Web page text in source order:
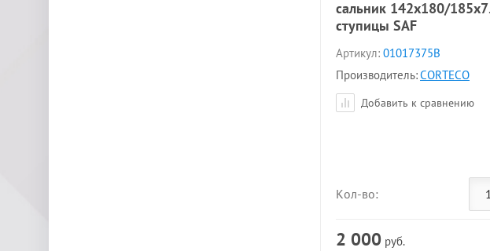
сальник 142x180/
ступицы SAF
Артикул: 01017375B
Производитель:CORTECO
Добавить к сравнению
Кол-во:
2 000 руб.